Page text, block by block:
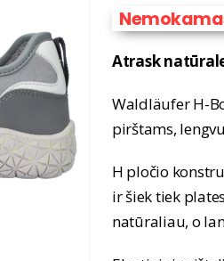
Atrask
Waldläufer H-
pirštams,
H pločio
ir šiek tiek
natūraliau, o